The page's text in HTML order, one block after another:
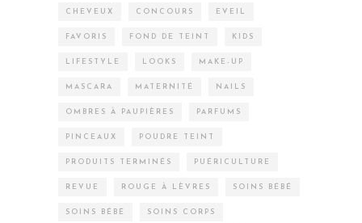
CHEVEUX CONCOURS EVEIL
FAVORIS FOND DE TEINT KIDS
LIFESTYLE LOOKS MAKE-UP
MASCARA MATERNITÉ NAILS
OMBRES À PAUPIÈRES PARFUMS
PINCEAUX POUDRE TEINT
PRODUITS TERMINÉS PUÉRICULTURE
REVUE ROUGE À LÈVRES SOINS BÉBÉ
SOINS BÉBÉ SOINS CORPS